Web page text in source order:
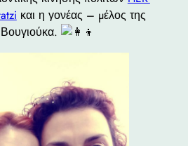
και η γονέας – μέλος της